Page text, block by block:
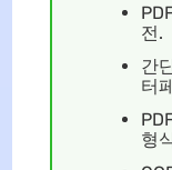
전.
간
터
형